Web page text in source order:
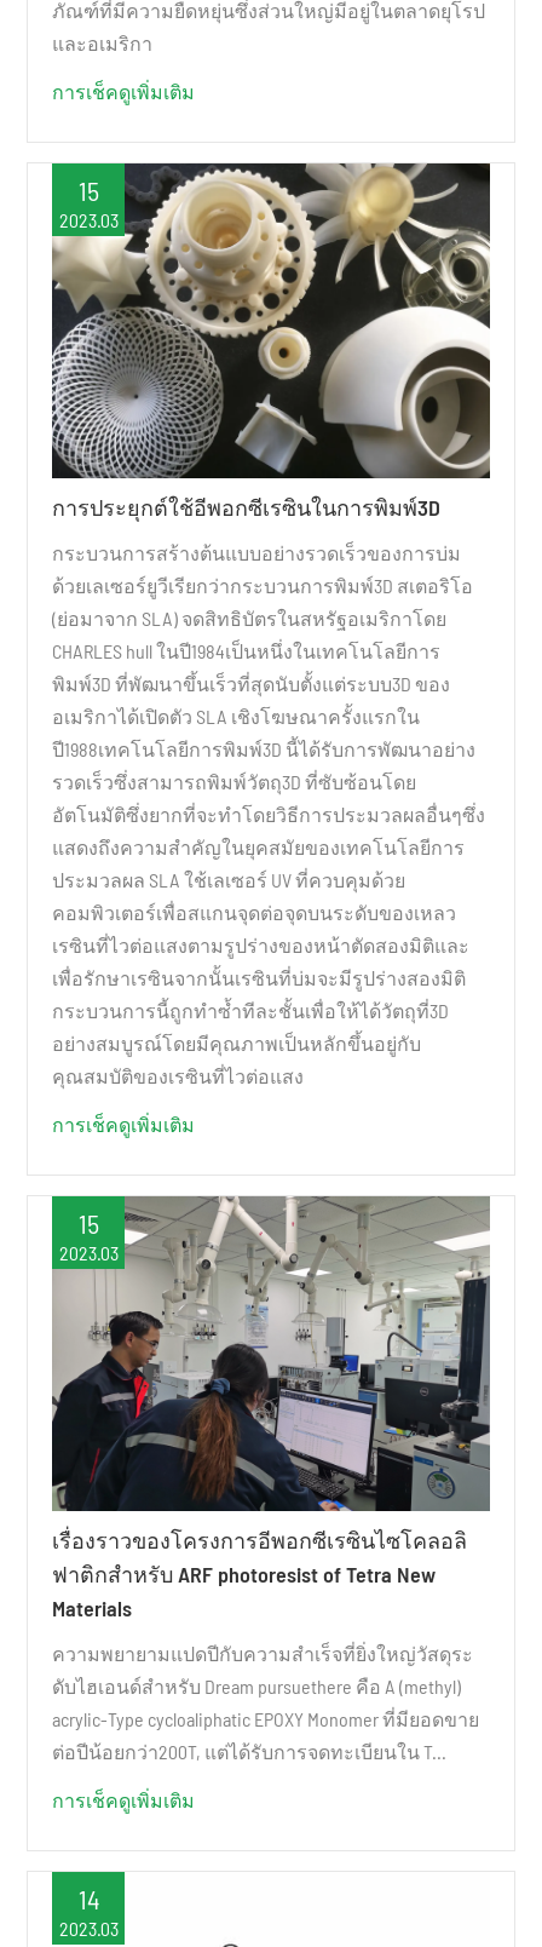
ภัณฑ์ที่มีความยืดหยุ่นซึ่งส่วนใหญ่มีอยู่ในตลาดยุโรป
และอเมริกา
การเช็คดูเพิ่มเติม
15
2023.03
การประยุกต์ใช้อีพอกซีเรซินในการพิมพ์3D
กระบวนการสร้างต้นแบบอย่างรวดเร็วของการบ่ม
ด้วยเลเซอร์ยูวีเรียกว่ากระบวนการพิมพ์3D สเตอริโอ
(ย่อมาจาก SLA) จดสิทธิบัตรในสหรัฐอเมริกาโดย
CHARLES hull ในปี1984เป็นหนึ่งในเทคโนโลยีการ
พิมพ์3D ที่พัฒนาขึ้นเร็วที่สุดนับตั้งแต่ระบบ3D ของ
อเมริกาได้เปิดตัว SLA เชิงโฆษณาครั้งแรกใน
ปี1988เทคโนโลยีการพิมพ์3D นี้ได้รับการพัฒนาอย่าง
รวดเร็วซึ่งสามารถพิมพ์วัตถุ3D ที่ซับซ้อนโดย
อัตโนมัติซึ่งยากที่จะทำโดยวิธีการประมวลผลอื่นๆซึ่ง
แสดงถึงความสำคัญในยุคสมัยของเทคโนโลยีการ
ประมวลผล SLA ใช้เลเซอร์ UV ที่ควบคุมด้วย
คอมพิวเตอร์เพื่อสแกนจุดต่อจุดบนระดับของเหลว
เรซินที่ไวต่อแสงตามรูปร่างของหน้าตัดสองมิติและ
เพื่อรักษาเรซินจากนั้นเรซินที่บ่มจะมีรูปร่างสองมิติ
กระบวนการนี้ถูกทำซ้ำทีละชั้นเพื่อให้ได้วัตถุที่3D
อย่างสมบูรณ์โดยมีคุณภาพเป็นหลักขึ้นอยู่กับ
คุณสมบัติของเรซินที่ไวต่อแสง
การเช็คดูเพิ่มเติม
15
2023.03
เรื่องราวของโครงการอีพอกซีเรซินไซโคลอลิ
ฟาติกสำหรับ ARF photoresist of Tetra New
Materials
ความพยายามแปดปีกับความสำเร็จที่ยิ่งใหญ่วัสดุระ
ดับไฮเอนด์สำหรับ Dream pursuethere คือ A (methyl)
acrylic-Type cycloaliphatic EPOXY Monomer ที่มียอดขาย
ต่อปีน้อยกว่า200T, แต่ได้รับการจดทะเบียนใน T...
การเช็คดูเพิ่มเติม
14
2023.03